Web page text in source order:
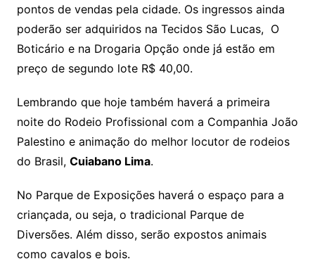
pontos de vendas pela cidade. Os ingressos ainda
poderão ser adquiridos na Tecidos São Lucas, O
Boticário e na Drogaria Opção onde já estão em
preço de segundo lote R$ 40,00.
Lembrando que hoje também haverá a primeira
noite do Rodeio Profissional com a Companhia João
Palestino e animação do melhor locutor de rodeios
do Brasil, Cuiabano Lima.
No Parque de Exposições haverá o espaço para a
criançada, ou seja, o tradicional Parque de
Diversões. Além disso, serão expostos animais
como cavalos e bois.